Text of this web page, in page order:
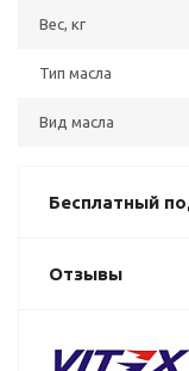
Вес, кг
Тип масла
Вид масла
Бесплатный
Отзывы